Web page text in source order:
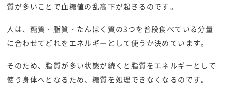
質が多いことで血糖値の乱高下が起きるのです。
人は、糖質・脂質・たんぱく質の3つを普段食べている分量
に合わせてどれをエネルギーとして使うか決めています。
そのため、脂質が多い状態が続くと脂質をエネルギーとして
使う身体へとなるため、糖質を処理できなくなるのです。